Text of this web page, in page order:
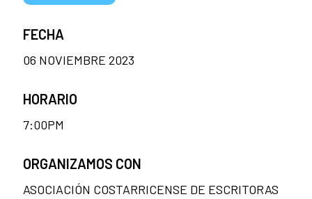
FECHA
06 NOVIEMBRE 2023
HORARIO
7:00PM
ORGANIZAMOS CON
ASOCIACIÓN COSTARRICENSE DE ESCRITORAS